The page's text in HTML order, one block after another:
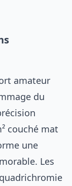
amateur
du
couché mat
une
Les